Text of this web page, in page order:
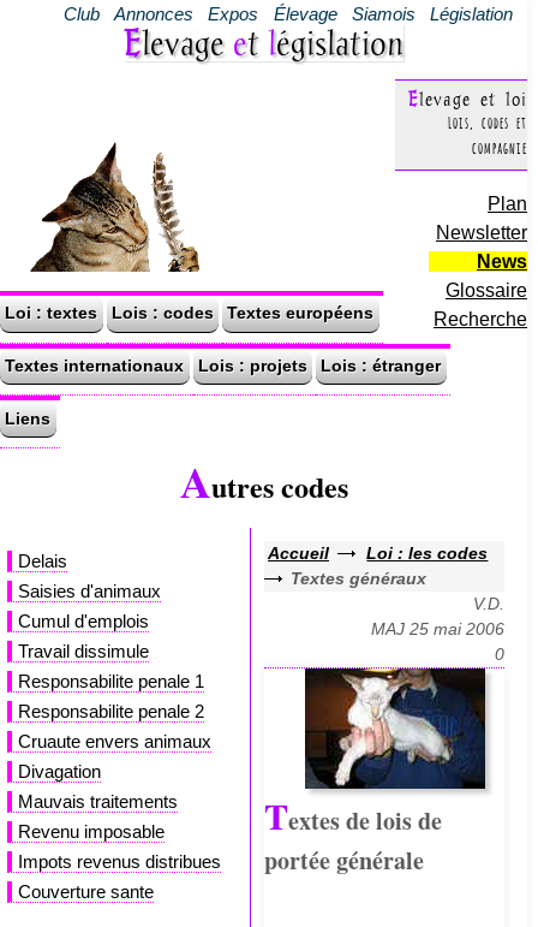
Club Annonces Expos Élevage Siamois Législation
Elevage et législation
Elevage et loi
Lois, codes et
compagnie
Plan
Newsletter
News
Glossaire
Recherche
Loi : textes Lois : codes Textes européens
Textes internationaux Lois : projets Lois : étranger
Liens
Autres codes
Delais
Saisies d'animaux
Cumul d'emplois
Travail dissimule
Responsabilite penale 1
Responsabilite penale 2
Cruaute envers animaux
Divagation
Mauvais traitements
Revenu imposable
Impots revenus distribues
Couverture sante
Accueil
Loi : les codes
Textes généraux
V.D.
MAJ 25 mai 2006
0
Textes de lois de
portée générale